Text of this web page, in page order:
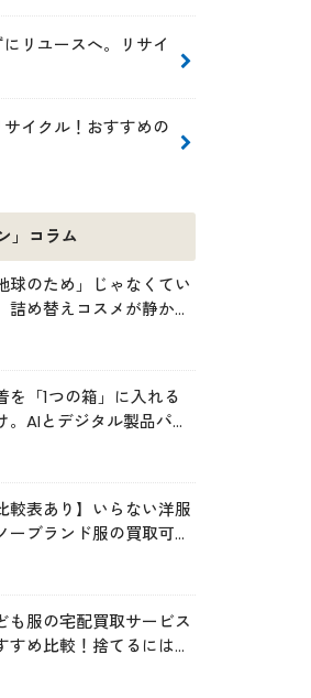
リユースへ。リサイ
イクル！おすすめの
」コラム
球のため」じゃなくてい
詰め替えコスメが静かに
を「1つの箱」に入れる
。AIとデジタル製品パス
較表あり】いらない洋服
ーブランド服の買取可能
も服の宅配買取サービス
すめ比較！捨てるにはも